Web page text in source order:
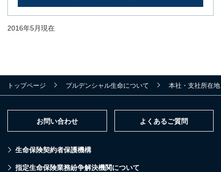
2016年5月現在
トップページ プルデンシャル生命について 本社・支社所在地
生命保険契約者保護機構
指定生命保険業務紛争解決機関について
お問い合わせ よくあるご質問